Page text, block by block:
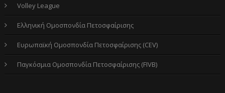
Volley League
Ελληνική Ομοσπονδία Πετοσφαίρισης
Ευρωπαϊκή Ομοσπονδία Πετοσφαίρισης (CEV)
Παγκόσμια Ομοσπονδία Πετοσφαίρισης (FIVB)